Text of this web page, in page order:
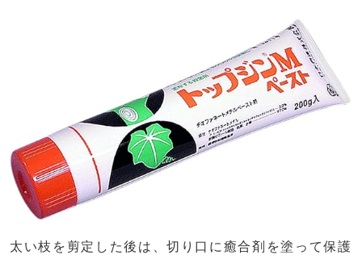
太い枝を剪定した後は、切り口に癒合剤を塗って保護